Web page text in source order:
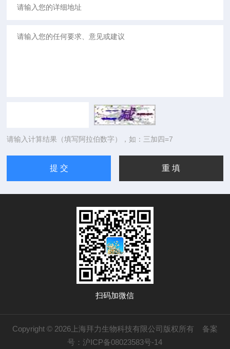
请输入计算结果（填写阿拉伯数字），如：三加四=7
扫码加微信
Copyright © 2026上海拜力生物科技有限公司版权所有 备案
号：沪ICP备08023583号-14